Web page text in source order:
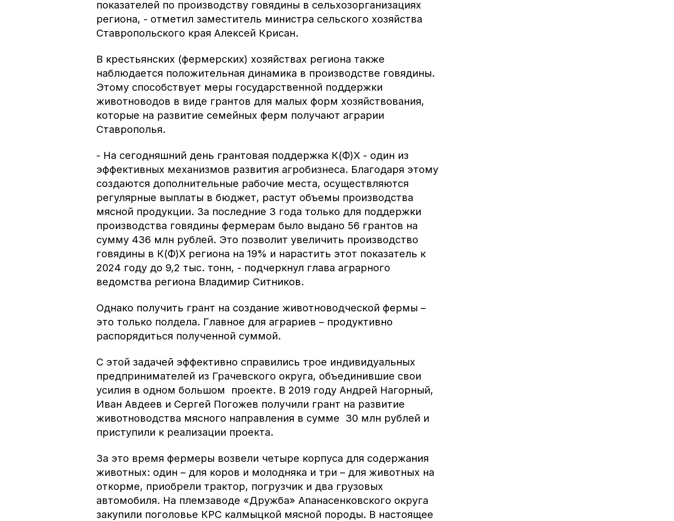
показателей по производству говядины в сельхозорганизациях
региона, - отметил заместитель министра сельского хозяйства
Ставропольского края Алексей Крисан.
В крестьянских (фермерских) хозяйствах региона также
наблюдается положительная динамика в производстве говядины.
Этому способствует меры государственной поддержки
животноводов в виде грантов для малых форм хозяйствования,
которые на развитие семейных ферм получают аграрии
Ставрополья.
- На сегодняшний день грантовая поддержка К(Ф)Х - один из
эффективных механизмов развития агробизнеса. Благодаря этому
создаются дополнительные рабочие места, осуществляются
регулярные выплаты в бюджет, растут объемы производства
мясной продукции. За последние 3 года только для поддержки
производства говядины фермерам было выдано 56 грантов на
сумму 436 млн рублей. Это позволит увеличить производство
говядины в К(Ф)Х региона на 19% и нарастить этот показатель к
2024 году до 9,2 тыс. тонн, - подчеркнул глава аграрного
ведомства региона Владимир Ситников.
Однако получить грант на создание животноводческой фермы –
это только полдела. Главное для аграриев – продуктивно
распорядиться полученной суммой.
С этой задачей эффективно справились трое индивидуальных
предпринимателей из Грачевского округа, объединившие свои
усилия в одном большом проекте. В 2019 году Андрей Нагорный,
Иван Авдеев и Сергей Погожев получили грант на развитие
животноводства мясного направления в сумме 30 млн рублей и
приступили к реализации проекта.
За это время фермеры возвели четыре корпуса для содержания
животных: один – для коров и молодняка и три – для животных на
откорме, приобрели трактор, погрузчик и два грузовых
автомобиля. На племзаводе «Дружба» Апанасенковского округа
закупили поголовье КРС калмыцкой мясной породы. В настоящее